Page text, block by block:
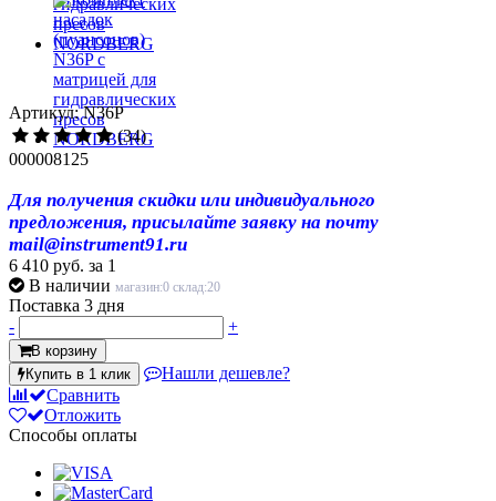
Артикул: N36P
(34)
000008125
Для получения скидки или индивидуального
предложения, присылайте заявку на почту
mail@instrument91.ru
6 410 руб. за 1
В наличии магазин:0 склад:20
Поставка 3 дня
-
+
В корзину
Купить в 1 клик
Нашли дешевле?
Сравнить
Отложить
Способы оплаты